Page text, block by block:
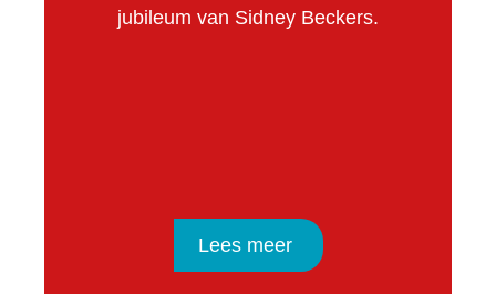
jubileum van Sidney Beckers.
Lees meer